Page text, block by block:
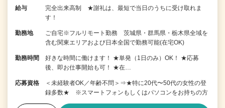
給与
完全出来高制 ★謝礼は、最短で当日のうちに受け取れま
す！
勤務地
ご自宅※フルリモート勤務 茨城県・群馬県・栃木県全域を
含む関東エリアおよび日本全国で勤務可能(在宅OK)
勤務時間
好きな時間に働けます！ ★単発（1日のみ）OK！ ★応募
後、即お仕事開始も可！ ★在…
応募資格
＜未経験者OK／年齢不問＞⇒★特に20代〜50代の女性の登
録多数★ ※スマートフォンもしくはパソコンをお持ちの方